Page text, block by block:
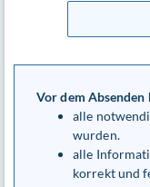
Vor dem
alle
wurden.
alle
korrekt und